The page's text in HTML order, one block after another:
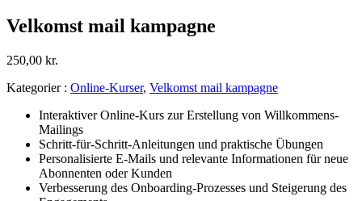
Velkomst mail kampagne
250,00 kr.
Kategorier : Online-Kurser, Velkomst mail kampagne
Interaktiver Online-Kurs zur Erstellung von Willkommens-
Mailings
Schritt-für-Schritt-Anleitungen und praktische Übungen
Personalisierte E-Mails und relevante Informationen für neue
Abonnenten oder Kunden
Verbesserung des Onboarding-Prozesses und Steigerung des